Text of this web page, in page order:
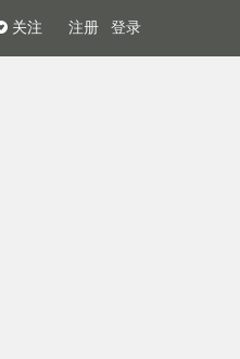
注册 登录
关注